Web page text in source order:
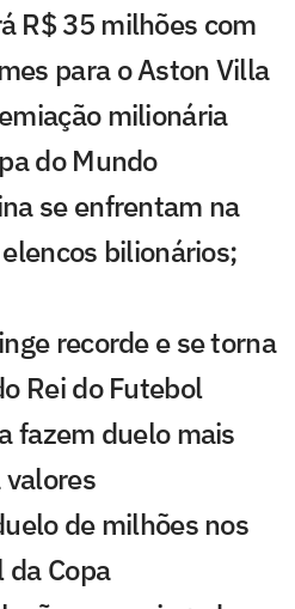
R$ 35 milhões com
para o Aston Villa
milionária
do Mundo
se enfrentam na
bilionários;
recorde e se torna
Rei do Futebol
fazem duelo mais
valores
de milhões nos
Copa